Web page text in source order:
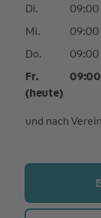
Di.
09:00
Mi.
09:00
Do.
09:00
Fr.
(heute)
und nach